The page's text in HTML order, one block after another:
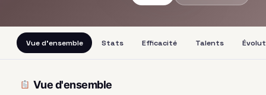
Vue d'ensemble Stats Efficacité Talents
Vue d'ensemble